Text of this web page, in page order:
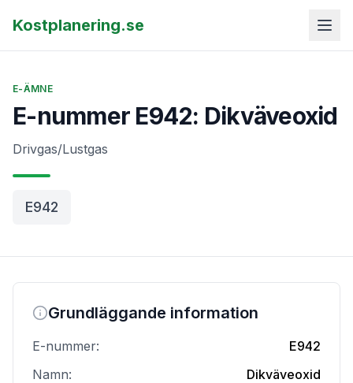
Kostplanering.se
E-ÄMNE
E-nummer E942: Dikväveoxid
Drivgas/Lustgas
E942
Grundläggande information
E-nummer:
E942
Namn:
Dikväveoxid